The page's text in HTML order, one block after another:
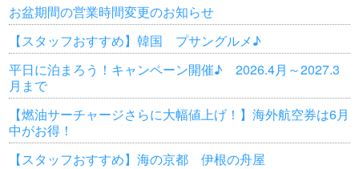
お盆期間の営業時間変更のお知らせ
【スタッフおすすめ】韓国 プサングルメ♪
平日に泊まろう！キャンペーン開催♪ 2026.4月～2027.3
月まで
【燃油サーチャージさらに大幅値上げ！】海外航空券は6月
中がお得！
【スタッフおすすめ】海の京都 伊根の舟屋